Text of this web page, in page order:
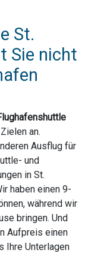
St.
Sie nicht
an.
Ausflug für
und
in St.
haben einen 9-
während wir
bringen. Und
Aufpreis einen
Ihre Unterlagen